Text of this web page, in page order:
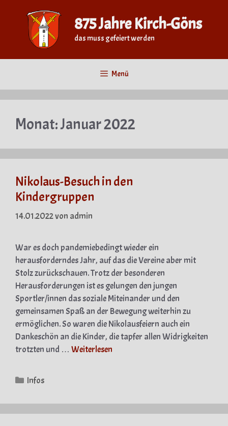
springen
875 Jahre Kirch-Göns
das muss gefeiert werden
Menü
Monat:Januar 2022
Nikolaus-Besuch in den
Kindergruppen
14.01.2022von admin
War es doch pandemiebedingt wieder ein
herausforderndes Jahr, auf das die Vereine aber mit
Stolz zurückschauen. Trotz der besonderen
Herausforderungen ist es gelungen den jungen
Sportler/innen das soziale Miteinander und den
gemeinsamen Spaß an der Bewegung weiterhin zu
ermöglichen. So waren die Nikolausfeiern auch ein
Dankeschön an die Kinder, die tapfer allen Widrigkeiten
trotzten und … Weiterlesen
Kategorien
Infos